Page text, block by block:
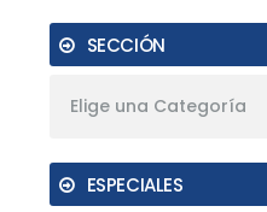
SECCIÓN
Elige una Categoría
ESPECIALES